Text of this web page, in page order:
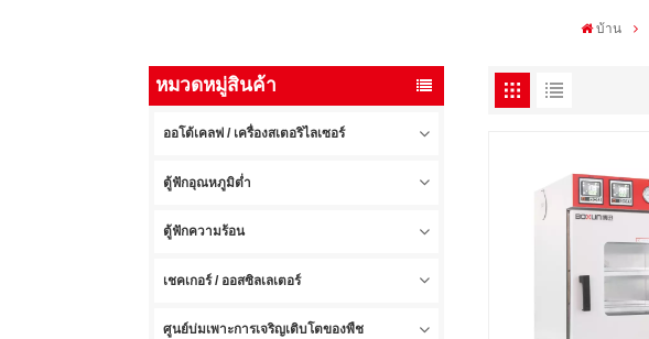
บ้าน
หมวดหมู่สินค้า
ออโต้เคลฟ / เครื่องสเตอริไลเซอร์
ตู้ฟักอุณหภูมิต่ำ
ตู้ฟักความร้อน
เชคเกอร์ / ออสซิลเลเตอร์
ศูนย์บ่มเพาะการเจริญเติบโตของพืช